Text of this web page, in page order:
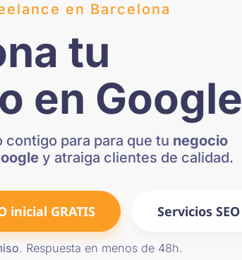
en Barcelona​
tu
en Google
contigo para para que tu negocio
y atraiga clientes de calidad.
inicial GRATIS Servicios SEO
. Respuesta en menos de 48h.